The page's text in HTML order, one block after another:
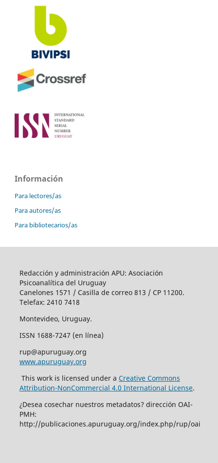
Información
Para lectores/as
Para autores/as
Para bibliotecarios/as
Redacción y administración APU: Asociación
Psicoanalítica del Uruguay
Canelones 1571 / Casilla de correo 813 / CP 11200.
Telefax: 2410 7418
Montevideo, Uruguay.
ISSN 1688-7247 (en línea)
rup@apuruguay.org
www.apuruguay.org
This work is licensed under a Creative Commons
Attribution-NonCommercial 4.0 International License.
¿Desea cosechar nuestros metadatos? dirección OAI-
PMH:
http://publicaciones.apuruguay.org/index.php/rup/oai